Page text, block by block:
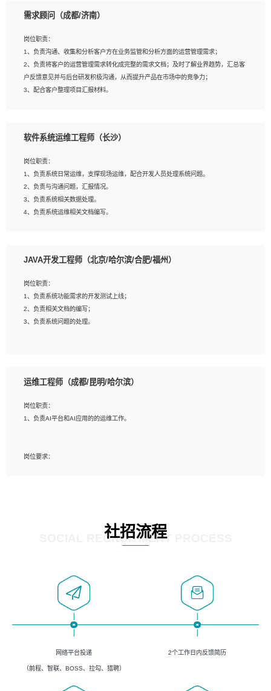
2、2年以上图像处理开发经验，熟悉python和spark开发；
建深度学习系统环境；
4、熟悉OPENCV、HALCON等常用图像处理软件，熟练进行图像处理；
5、熟悉主流的分类算法、聚类算法和关联分析算法原理，能熟练使用神经网络算法
的进行业务建模；
6、对OCR领域有深入的研究，熟悉模型调参，压缩和整型化方法；
需求顾问（成都/济南）
岗位职责：
1、负责沟通、收集和分析客户方在业务监管和分析方面的运营管理需求；
2、负责将客户的运营管理需求转化成完整的需求文档；及时了解业界趋势，汇总客
户反馈意见并与后台研发积极沟通，从而提升产品在市场中的竞争力；
3、配合客户整理项目汇报材料。
1、3年以上运营或解决方案的工作经验。
征，可独立提出完整的优化方案,并推动方案执行达成结果；熟练使用PPT、
WORD、EXCEL等办公软件；
3、深入理解公司各项AI产品和技术信息；具有较强的文档编写能力，能独立撰写
PPT、方案建议书等，面试时需携带个人制作的专业PPT文件进行展示。
软件系统运维工程师（长沙）
岗位职责：
1、负责系统日常运维，支撑现场运维，配合开发人员处理系统问题。
2、负责与沟通问题，汇报情况。
3、负责系统相关数据处理。
4、负责系统运维相关文档编写。
岗位要求：
2、精通linux命令。
3、熟悉oracle、mysql 数据库。
4、善于沟通，具有良好的团队合作精神和协作能力。
5、必须有实际的生产环境系统维护经验。
JAVA开发工程师（北京/哈尔滨/合肥/福州）
岗位职责：
1、负责系统功能需求的开发测试上线；
2、负责相关文档的编写；
3、负责系统问题的处理。
2、熟悉linux命令；
4、熟练使用oracle、mysql进行开发；
5、熟悉流程开发如使用activiti；
运维工程师（成都/昆明/哈尔滨）
岗位职责：
1、负责AI平台和AI应用的的运维工作。
岗位要求：
4、掌握DevOps思想、方法和流程。Jenkins工具使用；
5、掌握常见中间件配置与优化，如mysql、nginx等；
社招流程
SOCIAL RECRUITMENT PROCESS
网络平台投递
（前程、智联、BOSS、拉勾、猎聘）
2个工作日内反馈简历